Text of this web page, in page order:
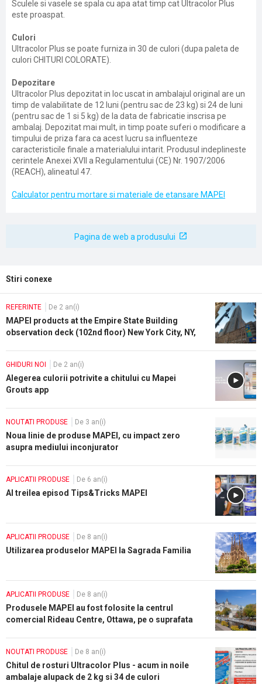
Sculele si vasele se spala cu apa atat timp cat Ultracolor Plus
este proaspat.
Culori
Ultracolor Plus se poate furniza in 30 de culori (dupa paleta de
culori CHITURI COLORATE).
Depozitare
Ultracolor Plus depozitat in loc uscat in ambalajul original are un
timp de valabilitate de 12 luni (pentru sac de 23 kg) si 24 de luni
(pentru sac de 1 si 5 kg) de la data de fabricatie inscrisa pe
ambalaj. Depozitat mai mult, in timp poate suferi o modificare a
timpului de priza fara ca acest lucru sa influenteze
caracteristicile finale a materialului intarit. Produsul indeplineste
cerintele Anexei XVII a Regulamentului (CE) Nr. 1907/2006
(REACH), alineatul 47.
Calculator pentru mortare si materiale de etansare MAPEI
Pagina de web a produsului
Stiri conexe
REFERINTE De 2 an(i)
MAPEI products at the Empire State Building
observation deck (102nd floor) New York City, NY,
GHIDURI NOI De 2 an(i)
Alegerea culorii potrivite a chitului cu Mapei
Grouts app
NOUTATI PRODUSE De 3 an(i)
Noua linie de produse MAPEI, cu impact zero
asupra mediului inconjurator
APLICATII PRODUSE De 6 an(i)
Al treilea episod Tips&Tricks MAPEI
APLICATII PRODUSE De 8 an(i)
Utilizarea produselor MAPEI la Sagrada Familia
APLICATII PRODUSE De 8 an(i)
Produsele MAPEI au fost folosite la centrul
comercial Rideau Centre, Ottawa, pe o suprafata
NOUTATI PRODUSE De 8 an(i)
Chitul de rosturi Ultracolor Plus - acum in noile
ambalaje alupack de 2 kg si 34 de culori